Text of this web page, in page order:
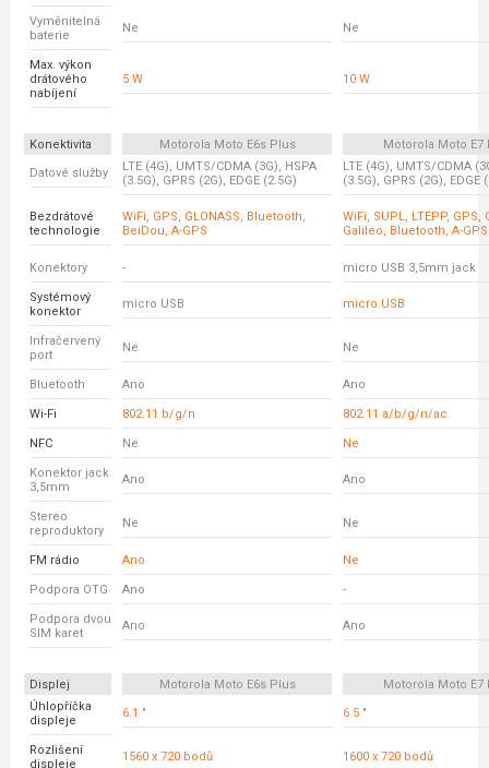
Vyměnitelná
baterie
Ne Ne
Max. výkon
drátového
nabíjení
5 W 10 W
Konektivita Motorola Moto E6s Plus
Motorola Moto E7
Datové služby
LTE (4G), UMTS/CDMA (3G), HSPA
(3.5G), GPRS (2G), EDGE (2.5G)
LTE (4G), UMTS/CDMA
(3.5G), GPRS (2G), EDGE
Bezdrátové
technologie
WiFi, GPS, GLONASS, Bluetooth,
BeiDou, A-GPS
WiFi, SUPL, LTEPP, GPS,
Galileo, Bluetooth, A-GPS
Konektory - micro USB 3,5mm jack
Systémový
konektor
micro USB micro USB
Infračervený
port
Ne Ne
Bluetooth Ano Ano
Wi-Fi 802.11 b/g/n 802.11 a/b/g/n/ac
NFC Ne Ne
Konektor jack
3,5mm
Ano Ano
Stereo
reproduktory
Ne Ne
FM rádio Ano Ne
Podpora OTG Ano -
Podpora dvou
SIM karet
Ano Ano
Displej Motorola Moto E6s Plus
Motorola Moto E7
Úhlopříčka
displeje
6.1 " 6.5 "
Rozlišení
displeje
1560 x 720 bodů 1600 x 720 bodů